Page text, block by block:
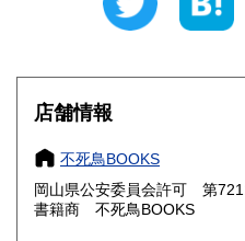
300円
300円
岐阜県
愛知県
滋賀県 300円
店舗情報
不死鳥BOOKS
岡山県公安委員会許可 第
書籍商 不死鳥BOOKS